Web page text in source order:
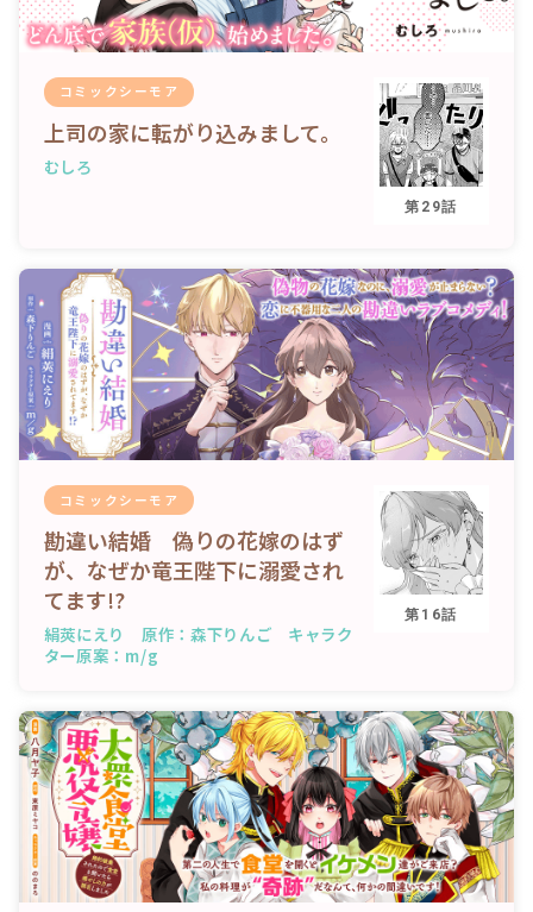
コミックシーモア
上司の家に転がり込みまして。
むしろ
第29話
コミックシーモア
勘違い結婚 偽りの花嫁のはず
が、なぜか竜王陛下に溺愛され
てます!?
絹莢にえり 原作：森下りんご キャラク
ター原案：m/g
第16話